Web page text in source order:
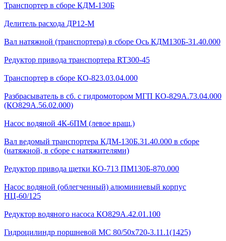
Транспортер в сборе КДМ-130Б
Делитель расхода ДР12-М
Вал натяжной (транспортера) в сборе Ось КДМ130Б-31.40.000
Редуктор привода транспортера RT300-45
Транспортер в сборе КО-823.03.04.000
Разбрасыватель в сб. с гидромотором МГП КО-829А.73.04.000
(КО829А.56.02.000)
Насос водяной 4К-6ПМ (левое вращ.)
Вал ведомый транспортера КДМ-130Б.31.40.000 в сборе
(натяжной, в сборе с натяжителями)
Редуктор привода щетки КО-713 ПМ130Б-870.000
Насос водяной (облегченный) алюминиевый корпус
НЦ-60/125
Редуктор водяного насоса КО829А.42.01.100
Гидроцилиндр поршневой МС 80/50х720-3.11.1(1425)